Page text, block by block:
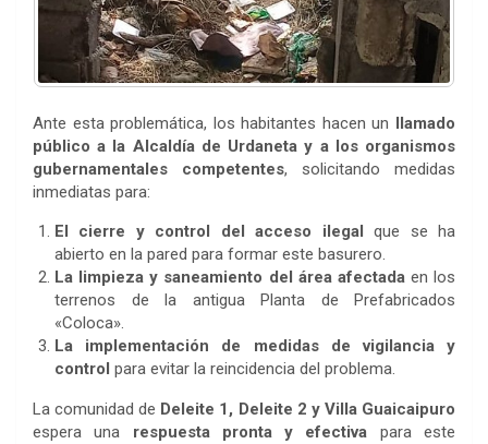
Ante esta problemática, los habitantes hacen un llamado
público a la Alcaldía de Urdaneta y a los organismos
gubernamentales competentes, solicitando medidas
inmediatas para:
El cierre y control del acceso ilegal que se ha
abierto en la pared para formar este basurero.
La limpieza y saneamiento del área afectadaen los
terrenos de la antigua Planta de Prefabricados
«Coloca».
La implementación de medidas de vigilancia y
control para evitar la reincidencia del problema.
La comunidad de Deleite 1, Deleite 2 y Villa Guaicaipuro
espera una respuesta pronta y efectiva para este